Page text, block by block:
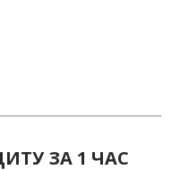
ЗА 1 ЧАС